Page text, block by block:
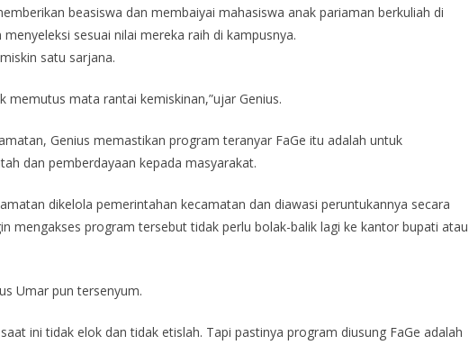
beasiswa dan membaiyai mahasiswa anak pariaman berkuliah di
sesuai nilai mereka raih di kampusnya.
satu sarjana.
memutus mata rantai kemiskinan,”ujar Genius.
Genius memastikan program teranyar FaGe itu adalah untuk
dan pemberdayaan kepada masyarakat.
dikelola pemerintahan kecamatan dan diawasi peruntukannya secara
mengakses program tersebut tidak perlu bolak-balik lagi ke kantor bupati atau
Umar pun tersenyum.
ini tidak elok dan tidak etislah. Tapi pastinya program diusung FaGe adalah